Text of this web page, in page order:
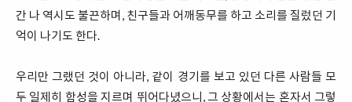
간 나 역시도 불끈하며, 친구들과 어깨동무를 하고 소리를 질렀던 기
억이 나기도 한다.
우리만 그랬던 것이 아니라, 같이 경기를 보고 있던 다른 사람들 모
두 일제히 함성을 지르며 뛰어다녔으니, 그 상황에서는 혼자서 그렇